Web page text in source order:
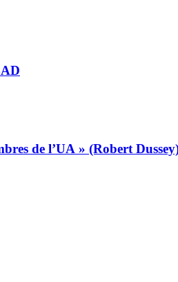
de l’UA » (Robert